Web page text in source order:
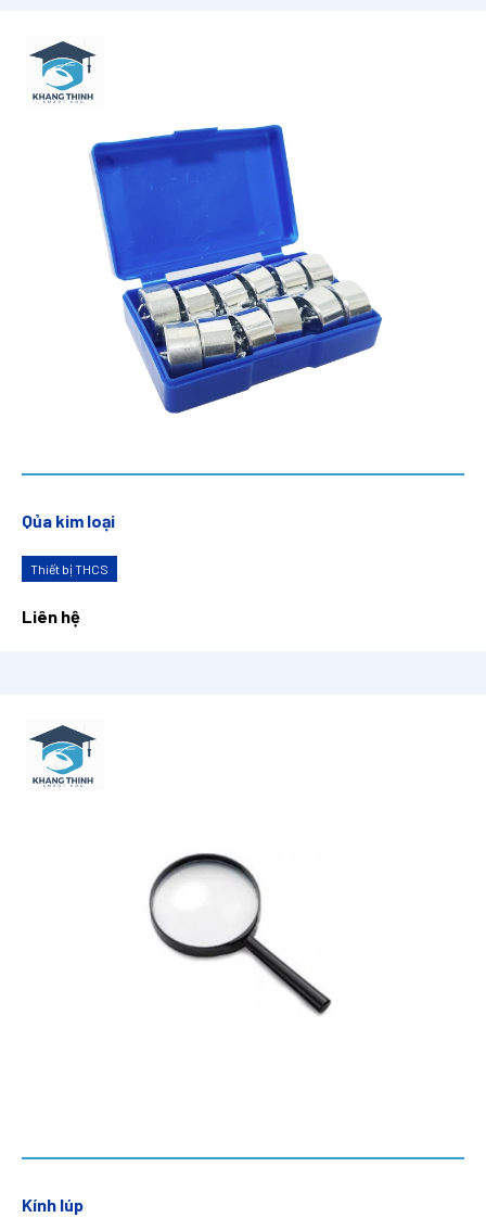
Qủa kim loại
Thiết bị THCS
Liên hệ
Kính lúp